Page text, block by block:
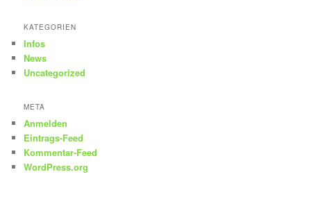
KATEGORIEN
Infos
News
Uncategorized
META
Anmelden
Eintrags-Feed
Kommentar-Feed
WordPress.org